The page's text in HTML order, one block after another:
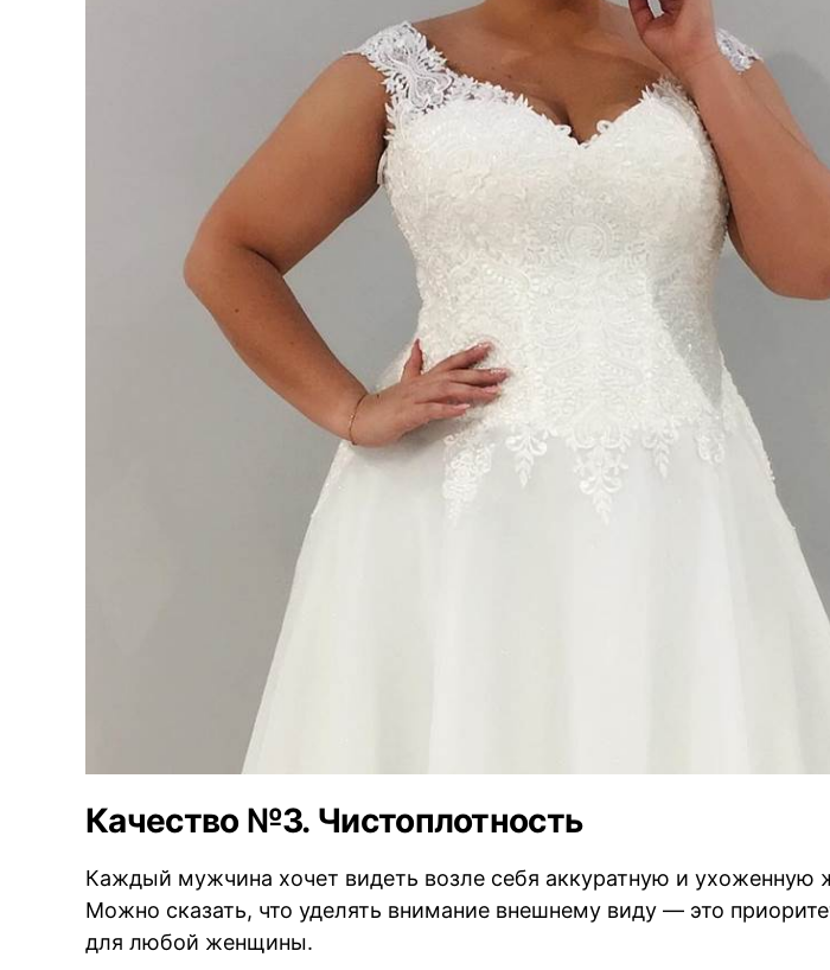
Качество №3. Чистоплотность
Каждый мужчина хочет видеть возле себя аккуратную и ухоженную
Можно сказать, что уделять внимание внешнему виду — это
для любой женщины.